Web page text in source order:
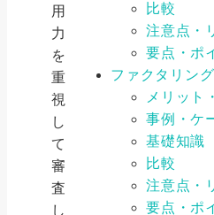
用
力
を
重
視
し
て
審
査
し
比較
注意点・
要点・ポ
ファクタリング
メリット
事例・ケ
基礎知識
比較
注意点・
要点・ポ